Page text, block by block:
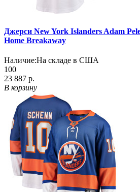
Джерси New York Islanders Adam
Home Breakaway
Наличие:На складе в США
100
23 887 р.
В корзину